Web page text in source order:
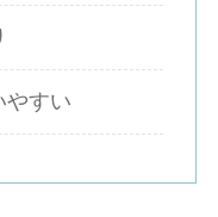
やすい